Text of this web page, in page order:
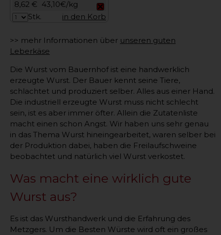
8,62 € 43,10€/kg
Stk.
in den Korb
>> mehr Informationen über unseren guten
Leberkäse
Die Wurst vom Bauernhof ist eine handwerklich
erzeugte Wurst. Der Bauer kennt seine Tiere,
schlachtet und produziert selber. Alles aus einer Hand.
Die industriell erzeugte Wurst muss nicht schlecht
sein, ist es aber immer öfter. Allein die Zutatenliste
macht einen schon Angst. Wir haben uns sehr genau
in das Thema Wurst hineingearbeitet, waren selber bei
der Produktion dabei, haben die Freilaufschweine
beobachtet und natürlich viel Wurst verkostet.
Was macht eine wirklich gute
Wurst aus?
Es ist das Wursthandwerk und die Erfahrung des
Metzgers. Um die Besten Würste wird oft ein großes